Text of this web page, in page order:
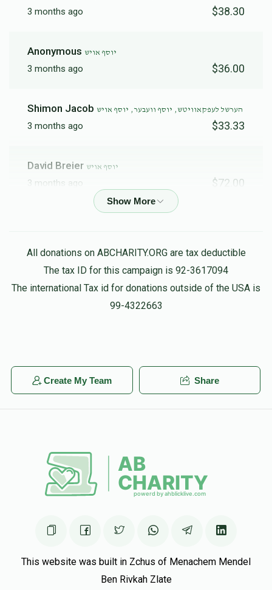
3 months ago $38.30
Anonymous יוסף אויש
3 months ago $36.00
Shimon Jacob הערשל לעפקאוויטש, יוסף וועבער, יוסף אויש
3 months ago $33.33
David Breier יוסף אויש
3 months ago $72.00
Joel Gestetnerיוסף אויש
All donations on ABCHARITY.ORG are tax deductible
The tax ID for this campaign is 92-3617094
The international Tax id for donations outside of the USA is
99-4322663
Create My Team Share
This website was built in Zchus of Menachem Mendel
Ben Rivkah Zlate